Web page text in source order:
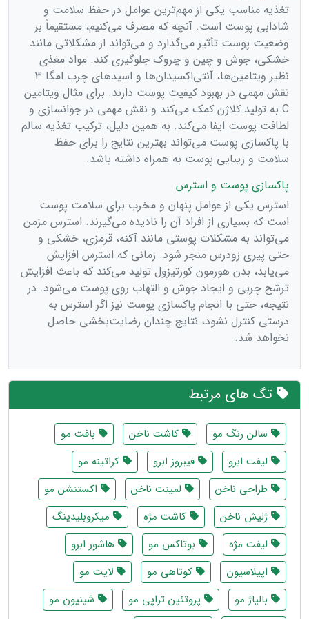
تغذیه مناسب یکی از مهم‌ترین عوامل در حفظ سلامت و
شادابی پوست است. آنچه که مصرف می‌کنیم، مستقیماً بر
وضعیت پوست تأثیر می‌گذارد و می‌تواند از مشکلاتی مانند
خشکی، جوش و چین و چروک جلوگیری کند. مواد مغذی
نظیر ویتامین‌ها، آنتی‌اکسیدان‌ها و اسیدهای چرب امگا ۳
نقش مهمی در بهبود کیفیت پوست دارند. برای مثال ویتامین
C به تولید کلاژن کمک می‌کند و نقش مهمی در جوانسازی و
لطافت پوست ایفا می‌کند. به همین دلیل، ترکیب تغذیه سالم
با پاکسازی پوست می‌تواند بهترین نتایج را برای حفظ
سلامت و زیبایی پوست به همراه داشته باشد.
پاکسازی پوست و استرس
استرس یکی از عوامل پنهان و مخرب برای سلامت پوست
است که بسیاری از افراد آن را نادیده می‌گیرند. استرس مزمن
می‌تواند به مشکلات پوستی مانند آکنه، قرمزی، خشکی و
حتی پیری زودرس منجر شود. زمانی که استرس افزایش
می‌یابد، بدن هورمون کورتیزول تولید می‌کند که باعث افزایش
ترشح چربی و ایجاد جوش و التهاب روی پوست می‌شود. در
نتیجه، حتی با انجام پاکسازی پوست نیز اگر استرس به
درستی کنترل نشود، نتایج چندان رضایت‌بخشی حاصل
نخواهد شد.
تگ های مرتبط
سالن رنگ مو کاشت ناخن
بافت مو
لیفت ابرو
فیبروز ابرو
کراتینه مو
طراحی ناخن
لمینت ناخن
اکستنشن مو
ژلیش ناخن
کاشت مژه
میکروبلیدینگ
لیفت مژه
بوتاکس مو
هاشور ابرو
اپیلاسیون
کوتاهی مو
لایت مو
بالیاژ مو
پروتئین تراپی مو
شینیون مو